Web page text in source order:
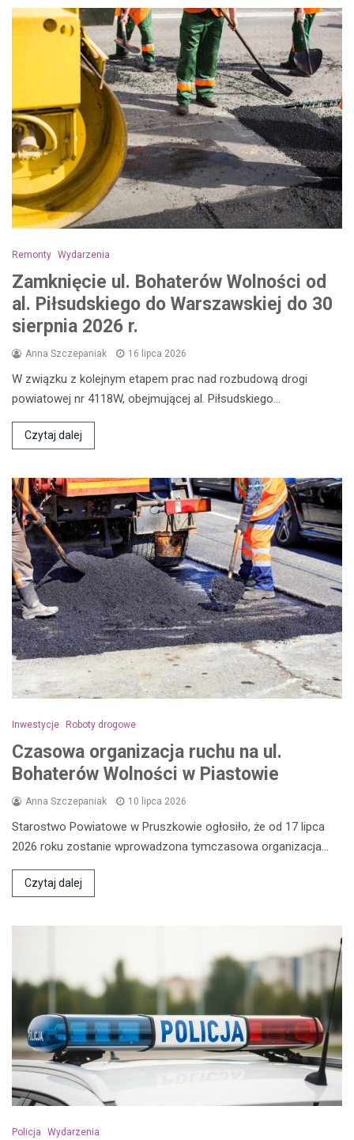
Remonty Wydarzenia
Zamknięcie ul. Bohaterów Wolności od
al. Piłsudskiego do Warszawskiej do 30
sierpnia 2026 r.
Anna Szczepaniak 16 lipca 2026
W związku z kolejnym etapem prac nad rozbudową drogi
powiatowej nr 4118W, obejmującej al. Piłsudskiego…
Czytaj dalej
Inwestycje Roboty drogowe
Czasowa organizacja ruchu na ul.
Bohaterów Wolności w Piastowie
Anna Szczepaniak 10 lipca 2026
Starostwo Powiatowe w Pruszkowie ogłosiło, że od 17 lipca
2026 roku zostanie wprowadzona tymczasowa organizacja…
Czytaj dalej
Policja Wydarzenia